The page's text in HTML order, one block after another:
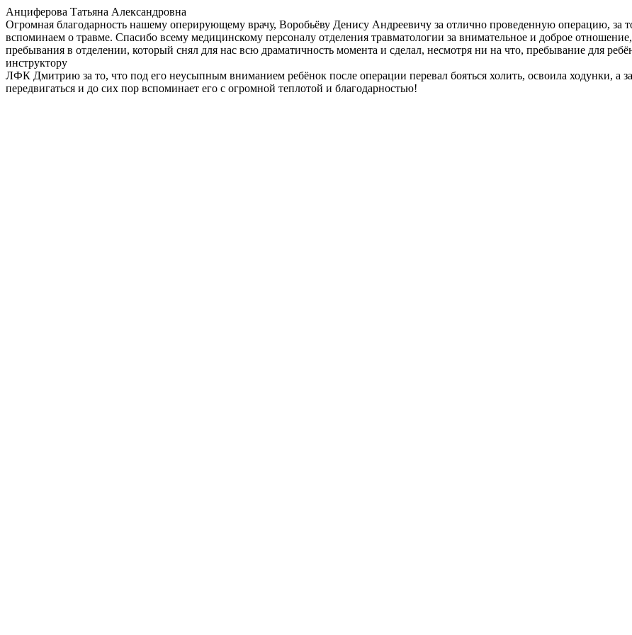
Анциферова Татьяна Александровна
Огромная благодарность нашему оперирующему врачу, Воробьёву Денису Андреевичу за отлично проведенную операцию, за
вспоминаем о травме. Спасибо всему медицинскому персоналу отделения травматологии за внимательное и доброе
пребывания в отделении, который снял для нас всю драматичность момента и сделал, несмотря ни на что, пребывание для
инструктору
ЛФК Дмитрию за то, что под его неусыпным вниманием ребёнок после операции перевал бояться холить, освоила ходунки, а
передвигаться и до сих пор вспоминает его с огромной теплотой и благодарностью!